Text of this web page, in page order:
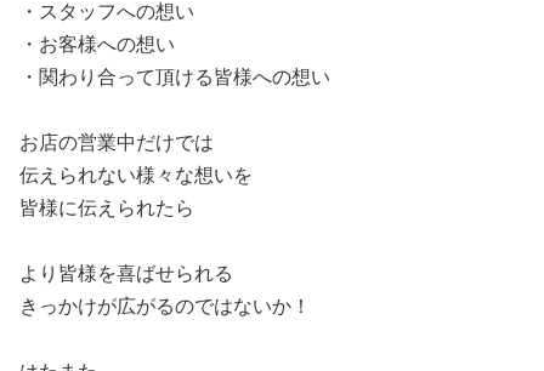
・スタッフへの想い
・お客様への想い
・関わり合って頂ける皆様への想い
お店の営業中だけでは
伝えられない様々な想いを
皆様に伝えられたら
より皆様を喜ばせられる
きっかけが広がるのではないか！